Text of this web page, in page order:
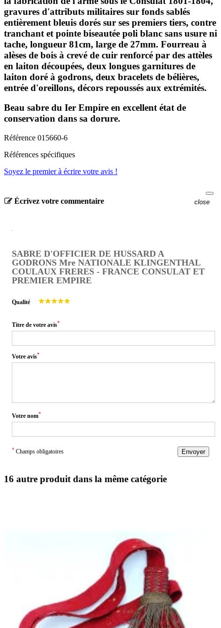
gravures d'attributs militaires sur fonds sablés
entièrement bleuis dorés sur ses premiers tiers, contre
tranchant et pointe biseautée poli blanc sans usure ni
tache, longueur 81cm, large de 27mm. Fourreau à
alèses de bois à crevé de cuir renforcé par des attèles
en laiton découpées, deux longues garnitures de
laiton doré à godrons, deux bracelets de bélières,
entrée d'oreillons, décors repoussés aux extrémités.
Beau sabre du Ier Empire en excellent état de
conservation dans sa dorure.
Référence 015660-6
Références spécifiques
Soyez le premier à écrire votre avis !
Écrivez votre commentaire close
SABRE D'OFFICIER DE HUSSARD A
GODRONS Mre NATIONALE KLINGENTHAL
COULAUX FRERES - FRANCE CONSULAT ET
PREMIER EMPIRE
Qualité
Titre de votre avis*
Votre avis*
Votre nom*
* Champs obligatoires Envoyer
16 autre produit dans la même catégorie